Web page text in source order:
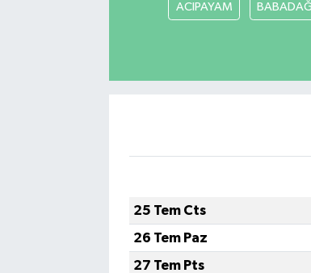
ACIPAYAM BABADAĞ
25 Tem Cts
26 Tem Paz
27 Tem Pts